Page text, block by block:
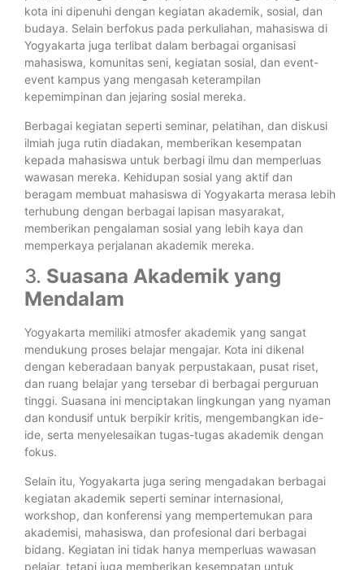
kota ini dipenuhi dengan kegiatan akademik, sosial, dan
budaya. Selain berfokus pada perkuliahan, mahasiswa di
Yogyakarta juga terlibat dalam berbagai organisasi
mahasiswa, komunitas seni, kegiatan sosial, dan event-
event kampus yang mengasah keterampilan
kepemimpinan dan jejaring sosial mereka.
Berbagai kegiatan seperti seminar, pelatihan, dan diskusi
ilmiah juga rutin diadakan, memberikan kesempatan
kepada mahasiswa untuk berbagi ilmu dan memperluas
wawasan mereka. Kehidupan sosial yang aktif dan
beragam membuat mahasiswa di Yogyakarta merasa lebih
terhubung dengan berbagai lapisan masyarakat,
memberikan pengalaman sosial yang lebih kaya dan
memperkaya perjalanan akademik mereka.
3. Suasana Akademik yang
Mendalam
Yogyakarta memiliki atmosfer akademik yang sangat
mendukung proses belajar mengajar. Kota ini dikenal
dengan keberadaan banyak perpustakaan, pusat riset,
dan ruang belajar yang tersebar di berbagai perguruan
tinggi. Suasana ini menciptakan lingkungan yang nyaman
dan kondusif untuk berpikir kritis, mengembangkan ide-
ide, serta menyelesaikan tugas-tugas akademik dengan
fokus.
Selain itu, Yogyakarta juga sering mengadakan berbagai
kegiatan akademik seperti seminar internasional,
workshop, dan konferensi yang mempertemukan para
akademisi, mahasiswa, dan profesional dari berbagai
bidang. Kegiatan ini tidak hanya memperluas wawasan
pelajar, tetapi juga memberikan kesempatan untuk